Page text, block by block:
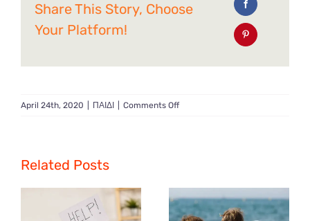
Share This Story, Choose
Your Platform!
April 24th, 2020 ΠΑΙΔΙ Comments Offon
σας
τον
4ο,
Related Posts